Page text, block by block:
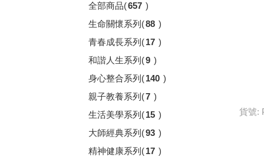
全部商品(657 )
生命關懷系列 (88 )
青春成長系列 (17 )
和諧人生系列 (9 )
身心整合系列 (140 )
親子教養系列 (7 )
生活美學系列 (15 )
大師經典系列 (93 )
精神健康系列 (17 )
貨號: